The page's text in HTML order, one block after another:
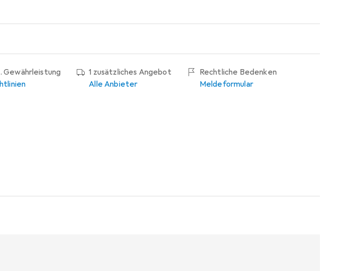
1 zusätzliches Angebot
Alle Anbieter
Rechtliche Bedenken
Meldeformular